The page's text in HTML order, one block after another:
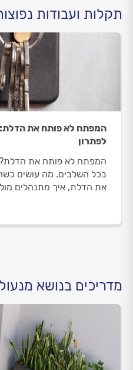
תקלות ועבודות
המפתח לא פותח את
לפתרון
המפתח לא פותח את הדלת?
בכל השלבים. מה עושים
את הדלת, איך מתנהלים
מדריכים בנושא